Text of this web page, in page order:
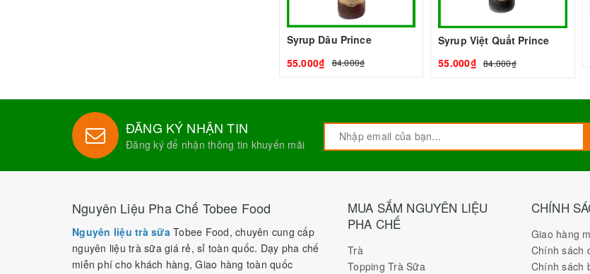
Syrup Dâu Prince
55.000₫
84.000₫
Syrup Việt Quất Prince
55.000₫ 84.000₫
ĐĂNG KÝ NHẬN TIN
Đăng ký để nhận thông tin khuyến mãi
Nguyên Liệu Pha Chế Tobee Food
Nguyên liệu trà sữa Tobee Food, chuyên cung cấp
nguyên liệu trà sữa giá rẻ, sỉ toàn quốc. Dạy pha chế
miễn phí cho khách hàng, Giao hàng toàn quốc
MUA SẮM NGUYÊN LIỆU
PHA CHẾ
Trà
Topping Trà Sữa
CHÍNH
Giao hàng
Chính sách
Chính sách